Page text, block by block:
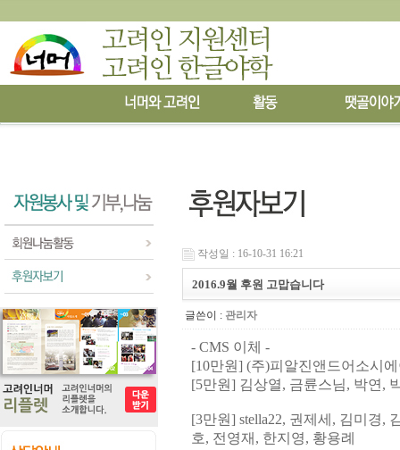
작성일 : 16-10-31 16:21
2016.9월 후원 고맙습니다
글쓴이 : 관리자
- CMS 이체 -
[10만원] (주)피알진앤드어소시
[5만원] 김상열, 금륜스님, 박연,
[3만원] stella22, 권제세 , 김미경,
호, 전영재, 한지영, 황용례